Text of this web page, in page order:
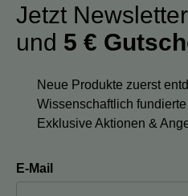
Jetzt
und 5 €
Neue Produkte zuerst
Wissenschaftlich
Exklusive Aktionen &
E-Mail